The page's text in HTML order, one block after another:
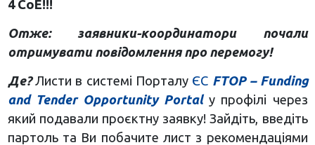
4 CoE!!!
Отже: заявники-координатори почали
отримувати повідомлення про перемогу!
Де? Листи в системі Порталу ЄС FTOP – Funding
and Tender Opportunity Portalу профілі через
який подавали проєктну заявку! Зайдіть, введіть
партоль та Ви побачите лист з рекомендаціями